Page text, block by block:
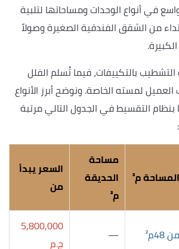
في أنواع الوحدات ومساحاتها لتلبية
من الشقق الفندقية الصغيرة وصولاً
بالتكييفات، فيما تُسلم الفلل
لمسته الخاصة. ونوضح أبرز الأنواع
التقسيط في الجدول التالي مرتبة
المساحة م²
مساحة
الحديقة
م²
السعر يبدأ
من
من 48م² —
5,800,000
ج.م